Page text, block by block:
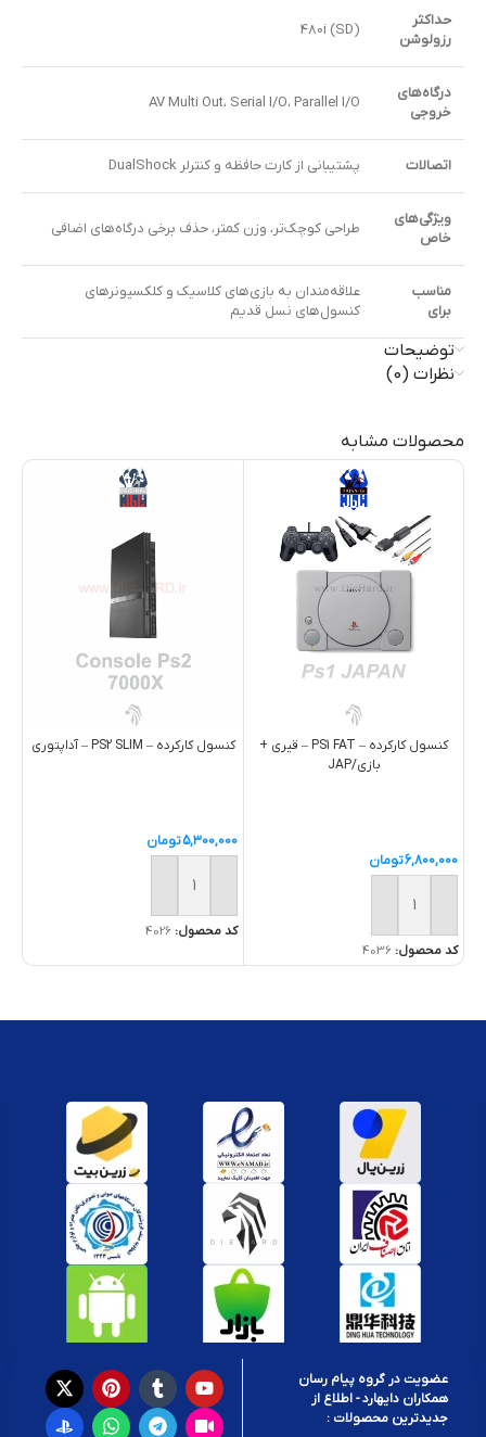
حداکثر
رزولوشن
480i (SD)
درگاه‌های
خروجی
AV Multi Out، Serial I/O، Parallel I/O
اتصالات پشتیبانی از کارت حافظه و کنترلر DualShock
ویژگی‌های
خاص
طراحی کوچک‌تر، وزن کمتر، حذف برخی درگاه‌های اضافی
مناسب
برای
علاقه‌مندان به بازی‌های کلاسیک و کلکسیونرهای
کنسول‌های نسل قدیم
توضیحات
نظرات (0)
محصولات مشابه
کنسول کارکرده – PS1 FAT – قيري +
بازي/JAP
6,800,000تومان
خرید
کد محصول: 4036
کنسول کارکرده – PS2 SLIM – آداپتوری
5,300,000تومان
خرید
کد محصول: 4026
عضویت در گروه پیام رسان
همکاران دایهارد - اطلاع از
جدیدترین محصولات :